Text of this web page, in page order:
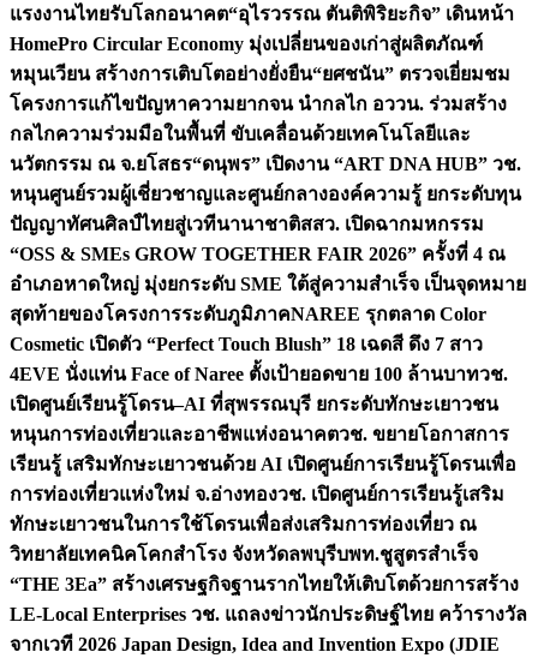
แรงงานไทยรับโลกอนาคต“อุไรวรรณ ตันติพิริยะกิจ” เดินหน้า
HomePro Circular Economy มุ่งเปลี่ยนของเก่าสู่ผลิตภัณฑ์
หมุนเวียน สร้างการเติบโตอย่างยั่งยืน“ยศชนัน” ตรวจเยี่ยมชม
โครงการแก้ไขปัญหาความยากจน นำกลไก อววน. ร่วมสร้าง
กลไกความร่วมมือในพื้นที่ ขับเคลื่อนด้วยเทคโนโลยีและ
นวัตกรรม ณ จ.ยโสธร“ดนุพร” เปิดงาน “ART DNA HUB” วช.
หนุนศูนย์รวมผู้เชี่ยวชาญและศูนย์กลางองค์ความรู้ ยกระดับทุน
ปัญญาทัศนศิลป์ไทยสู่เวทีนานาชาติสสว. เปิดฉากมหกรรม
“OSS & SMEs GROW TOGETHER FAIR 2026” ครั้งที่ 4 ณ
อำเภอหาดใหญ่ มุ่งยกระดับ SME ใต้สู่ความสำเร็จ เป็นจุดหมาย
สุดท้ายของโครงการระดับภูมิภาคNAREE รุกตลาด Color
Cosmetic เปิดตัว “Perfect Touch Blush” 18 เฉดสี ดึง 7 สาว
4EVE นั่งแท่น Face of Naree ตั้งเป้ายอดขาย 100 ล้านบาทวช.
เปิดศูนย์เรียนรู้โดรน–AI ที่สุพรรณบุรี ยกระดับทักษะเยาวชน
หนุนการท่องเที่ยวและอาชีพแห่งอนาคตวช. ขยายโอกาสการ
เรียนรู้ เสริมทักษะเยาวชนด้วย AI เปิดศูนย์การเรียนรู้โดรนเพื่อ
การท่องเที่ยวแห่งใหม่ จ.อ่างทองวช. เปิดศูนย์การเรียนรู้เสริม
ทักษะเยาวชนในการใช้โดรนเพื่อส่งเสริมการท่องเที่ยว ณ
วิทยาลัยเทคนิคโคกสำโรง จังหวัดลพบุรีบพท.ชูสูตรสำเร็จ
“THE 3Ea” สร้างเศรษฐกิจฐานรากไทยให้เติบโตด้วยการสร้าง
LE-Local Enterprises วช. แถลงข่าวนักประดิษฐ์ไทย คว้ารางวัล
จากเวที 2026 Japan Design, Idea and Invention Expo (JDIE